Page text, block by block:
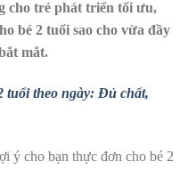
cho trẻ phát triển tối ưu,
bé 2 tuổi sao cho vừa đầy
mắt.
tuổi theo ngày: Đủ chất,
ý cho bạn thực đơn cho bé 2